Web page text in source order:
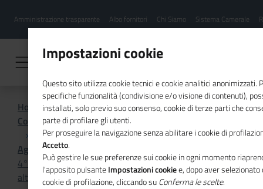
contenuto
Menu
hamburgher
Amministrazione trasparente Albo fornitori Chi Siamo Sistema Camerale
Home
Comunicazione istituzionale per il sistema camerale
Agenda
4° Alt Finance Day, giornata dedicata alla finanza
alternativa
Impostazioni cookie
Questo sito utilizza cookie tecnici e cookie analitici anonimizzati.
specifiche funzionalità (condivisione e/o visione di contenuti),
installati, solo previo suo consenso, cookie di terze parti che
parte di profilare gli utenti.
Per proseguire la navigazione senza abilitare i cookie di
Accetto.
Può gestire le sue preferenze sui cookie in ogni momento
l'apposito pulsanteImpostazioni cookiee, dopo aver
cookie di profilazione, cliccando suConferma le scelte.